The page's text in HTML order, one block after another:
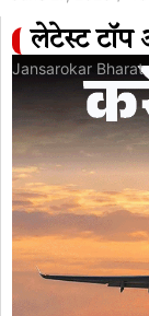
लेटेस्ट टॉप